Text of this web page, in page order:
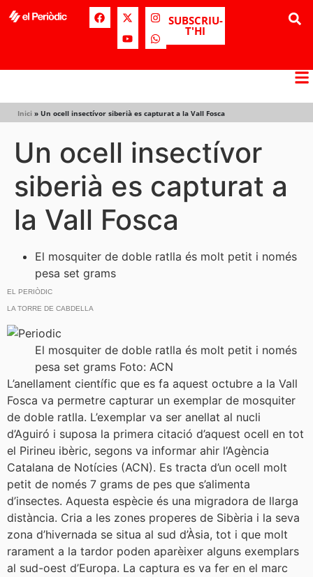
SUBSCRIU-
T'HI
Inici » Un ocell insectívor siberià es capturat a la Vall Fosca
Un ocell insectívor
siberià es capturat a
la Vall Fosca
El mosquiter de doble ratlla és molt petit i només
pesa set grams
EL PERIÒDIC
LA TORRE DE CABDELLA
El mosquiter de doble ratlla és molt petit i només
pesa set grams Foto: ACN
L’anellament científic que es fa aquest octubre a la Vall
Fosca va permetre capturar un exemplar de mosquiter
de doble ratlla. L’exemplar va ser anellat al nucli
d’Aguiró i suposa la primera citació d’aquest ocell en tot
el Pirineu ibèric, segons va informar ahir l’Agència
Catalana de Notícies (ACN). Es tracta d’un ocell molt
petit de només 7 grams de pes que s’alimenta
d’insectes. Aquesta espècie és una migradora de llarga
distància. Cria a les zones properes de Sibèria i la seva
zona d’hivernada se situa al sud d’Àsia, tot i que molt
rarament a la tardor poden aparèixer alguns exemplars
al sud-oest d’Europa. La captura es va fer en el marc